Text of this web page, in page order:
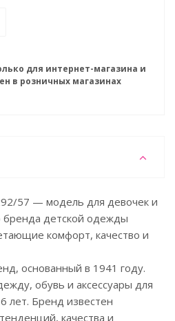
для интернет-магазина и
в розничных магазинах
57 — модель для девочек и
бренда детской одежды
комфорт, качество и
основанный в 1941 году.
обувь и аксессуары для
лет. Бренд известен
качества и